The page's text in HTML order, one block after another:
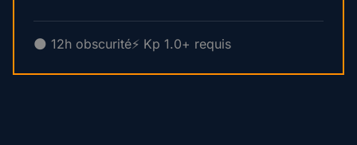
🌑 12h obscurité⚡ Kp 1.0+ requis